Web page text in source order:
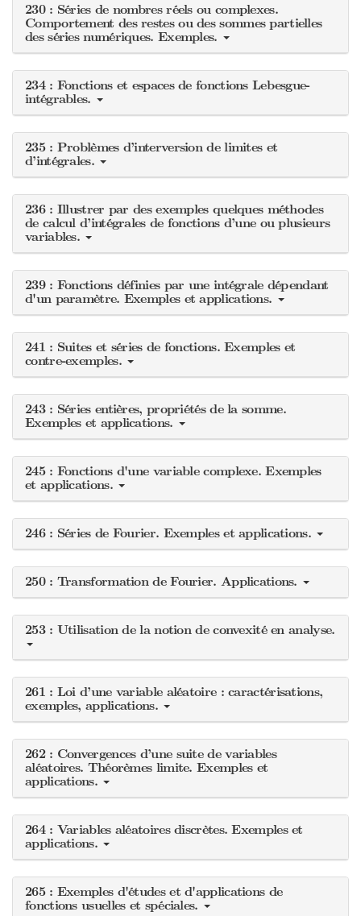
230 : Séries de nombres réels ou complexes.
Comportement des restes ou des sommes partielles
des séries numériques. Exemples.
234 : Fonctions et espaces de fonctions Lebesgue-
intégrables.
235 : Problèmes d’interversion de limites et
d’intégrales.
236 : Illustrer par des exemples quelques méthodes
de calcul d’intégrales de fonctions d’une ou plusieurs
variables.
239 : Fonctions définies par une intégrale dépendant
d'un paramètre. Exemples et applications.
241 : Suites et séries de fonctions. Exemples et
contre-exemples.
243 : Séries entières, propriétés de la somme.
Exemples et applications.
245 : Fonctions d'une variable complexe. Exemples
et applications.
246 : Séries de Fourier. Exemples et applications.
250 : Transformation de Fourier. Applications.
253 : Utilisation de la notion de convexité en analyse.
261 : Loi d’une variable aléatoire : caractérisations,
exemples, applications.
262 : Convergences d’une suite de variables
aléatoires. Théorèmes limite. Exemples et
applications.
264 : Variables aléatoires discrètes. Exemples et
applications.
265 : Exemples d'études et d'applications de
fonctions usuelles et spéciales.